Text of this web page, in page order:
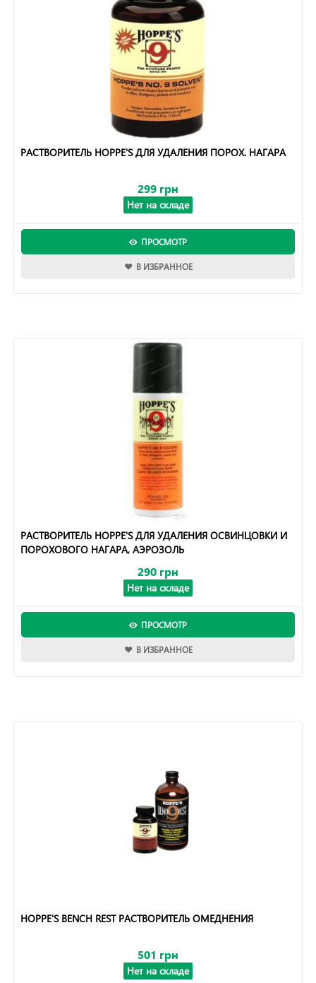
РАСТВОРИТЕЛЬ HOPPE'S ДЛЯ УДАЛЕНИЯ ПОРОХ. НАГАРА
299 грн
Нет на складе
ПРОСМОТР
В ИЗБРАННОЕ
РАСТВОРИТЕЛЬ HOPPE'S ДЛЯ УДАЛЕНИЯ ОСВИНЦОВКИ И
ПОРОХОВОГО НАГАРА, АЭРОЗОЛЬ
290 грн
Нет на складе
ПРОСМОТР
В ИЗБРАННОЕ
HOPPE'S BENCH REST РАСТВОРИТЕЛЬ ОМЕДНЕНИЯ
501 грн
Нет на складе